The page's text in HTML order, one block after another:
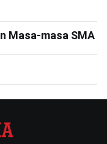
Masa-masa SMA